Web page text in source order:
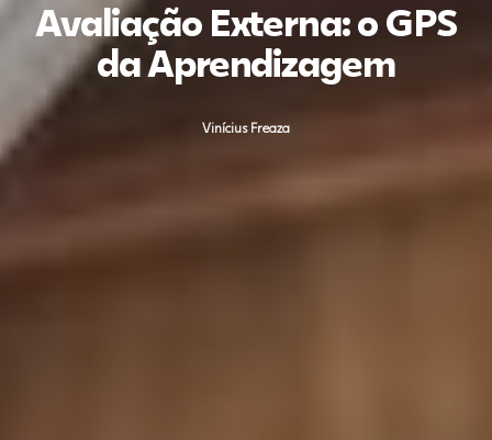
Avaliação Externa: o GPS
da Aprendizagem
Vinícius Freaza